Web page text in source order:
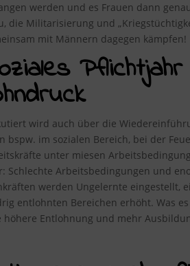
werden und es Frauen dann
die Militarisierung und
mit Männern dagegen kämpfen!
wird auch über die
bspw. im sozialen Bereich, bei der
unter miesen
Schlechte Arbeitsbedingungen und
werden Ungelernte eingestellt,
entlohnten Bereichen erhöht. Was
höhere Entlohnung und mehr